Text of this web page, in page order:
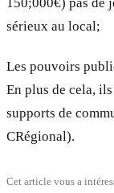
sérieux au local;
Les pouvoirs
En plus de cela,
supports de
CRégional).
Cet article vous a